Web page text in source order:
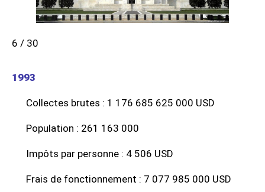
6 / 30
1993
Collectes brutes : 1 176 685 625 000 USD
Population : 261 163 000
Impôts par personne : 4 506 USD
Frais de fonctionnement : 7 077 985 000 USD